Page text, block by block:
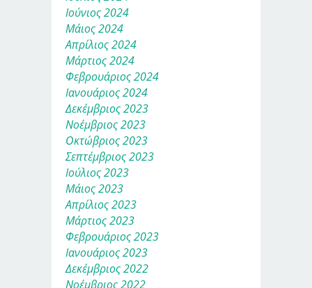
Ιούνιος 2024
Μάιος 2024
Απρίλιος 2024
Μάρτιος 2024
Φεβρουάριος 2024
Ιανουάριος 2024
Δεκέμβριος 2023
Νοέμβριος 2023
Οκτώβριος 2023
Σεπτέμβριος 2023
Ιούλιος 2023
Μάιος 2023
Απρίλιος 2023
Μάρτιος 2023
Φεβρουάριος 2023
Ιανουάριος 2023
Δεκέμβριος 2022
Νοέμβριος 2022